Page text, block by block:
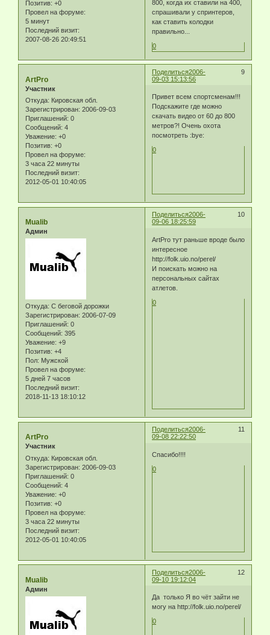
Позитив: +0
Провел на форуме:
5 минут
Последний визит:
2007-08-26 20:49:51
800, когда их ставили на 400,
спрашивали у спринтеров,
как ставить колодки
правильно...
0
Поделиться 9
2006-
09-03 15:13:56
ArtPro
Участник
Откуда: Кировская обл.
Зарегистрирован: 2006-09-03
Приглашений: 0
Сообщений: 4
Уважение: +0
Позитив: +0
Провел на форуме:
3 часа 22 минуты
Последний визит:
2012-05-01 10:40:05
Привет всем спортсменам!!!
Подскажите где можно
скачать видео от 60 до 800
метров?! Очень охота
посмотреть :bye:
0
Поделиться 10
2006-
09-06 18:25:59
Mualib
Админ
Откуда: С беговой дорожки
Зарегистрирован: 2006-07-09
Приглашений: 0
Сообщений: 395
Уважение: +9
Позитив: +4
Пол: Мужской
Провел на форуме:
5 дней 7 часов
Последний визит:
2018-11-13 18:10:12
ArtPro тут раньше вроде было
интересное
http://folk.uio.no/perel/
И поискать можно на
персональных сайтах
атлетов.
0
Поделиться 11
2006-
09-08 22:22:50
ArtPro
Участник
Откуда: Кировская обл.
Зарегистрирован: 2006-09-03
Приглашений: 0
Сообщений: 4
Уважение: +0
Позитив: +0
Провел на форуме:
3 часа 22 минуты
Последний визит:
2012-05-01 10:40:05
Спасибо!!!!
0
Поделиться 12
2006-
09-10 19:12:04
Mualib
Админ
Да только Я во чёт зайти не
могу на http://folk.uio.no/perel/
0